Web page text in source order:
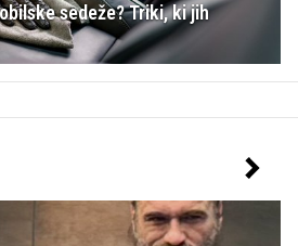
sedeže? Triki, ki jih